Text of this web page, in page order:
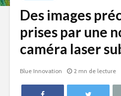
Des images
prises par une
caméra laser
Blue Innovation 2 mn de lecture